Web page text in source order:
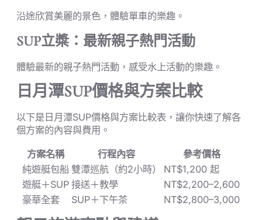
沿途欣賞美麗的景色，體驗單車的樂趣。
SUP立槳：最新親子熱門活動
體驗最新的親子熱門活動，感受水上活動的樂趣。
日月潭SUP價格與方案比較
以下是日月潭SUP價格與方案比較表，讓你快速了解各
個方案的內容與費用。
方案名稱 行程內容
參考價格
純遊艇包船 雙潭巡航（約2小時）
NT$1,200 起
遊艇＋SUP 接送＋教學
NT$2,200–2,600
豪華全套
SUP＋下午茶 NT$2,800–3,000